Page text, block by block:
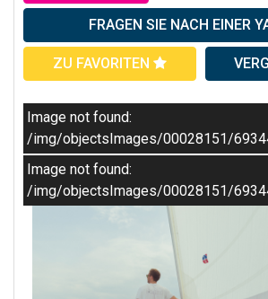
FRAGEN SIE NACH EINER
ZU FAVORITEN
Image not found:
/img/objectsImages/00028151/
Image not found:
/img/objectsImages/00028151/